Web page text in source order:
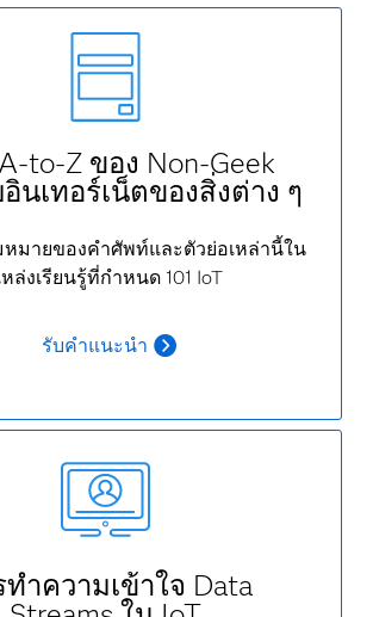
to-Z ของ Non-Geek
นเทอร์เน็ตของสิ่งต่าง ๆ
หมายของคำศัพท์และตัวย่อเหล่านี้ใน
ล่งเรียนรู้ที่กำหนด 101 IoT
รับคำแนะนำ
ทำความเข้าใจ Data